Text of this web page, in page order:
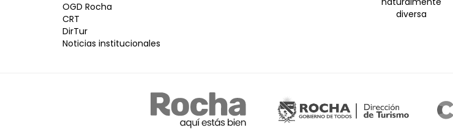
OGD Rocha
CRT
DirTur
Noticias institucionales